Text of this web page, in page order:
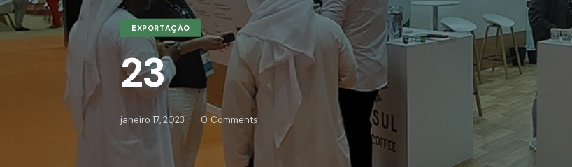
EXPORTAÇÃO
23
janeiro 17, 2023 0 Comments